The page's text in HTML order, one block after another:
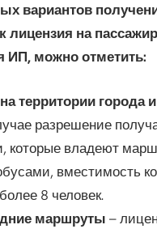
вариантов
лицензия на
ИП, можно отметить:
территории города
разрешение
которые владеют
вместимость
8 человек.
маршруты –